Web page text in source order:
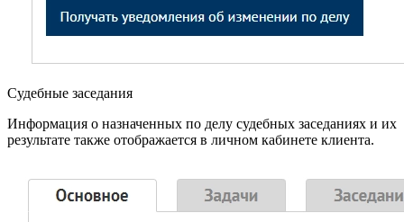
Судебные заседания
Информация о назначенных по делу судебных заседаниях и их
результате также отображается в личном кабинете клиента.